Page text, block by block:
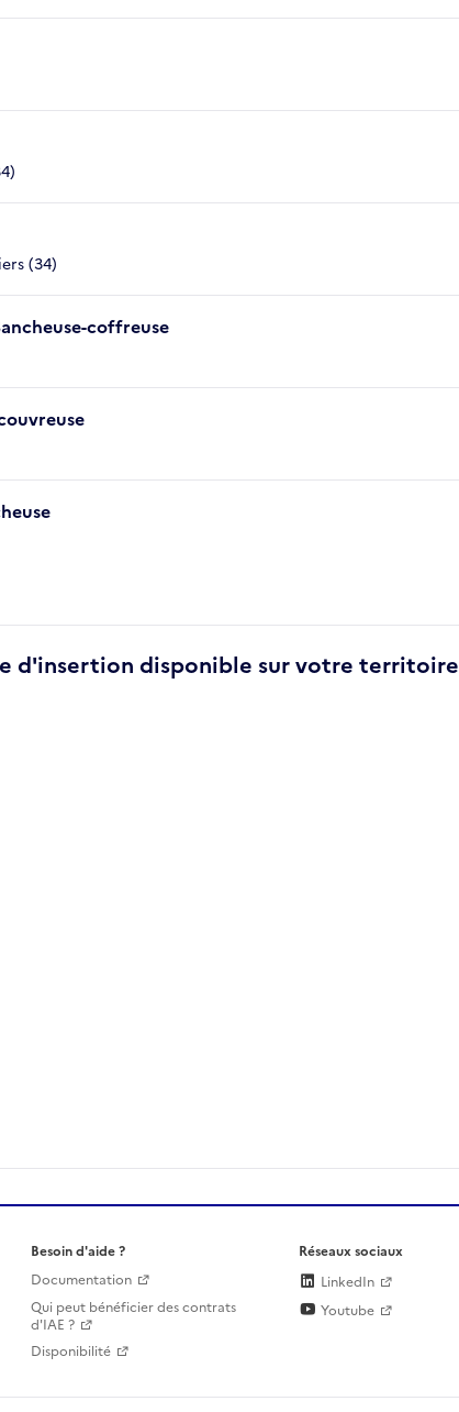
(34)
coffreuse
d'insertion disponible sur votre territoire
Besoin d'aide ?
Documentation
Qui peut bénéficier des contrats
d'IAE ?
Disponibilité
Réseaux sociaux
LinkedIn
Youtube